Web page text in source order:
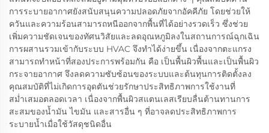
การระบายอากาศยังสนับสนุนความปลอดภัยจากอัคคีภัย โดยช่วยให้
ควันและความร้อนสามารถหนีออกจากพื้นที่ได้อย่างรวดเร็ว ซึ่งช่วย
เพิ่มความชัดเจนของทัศนวิสัยและลดอุณหภูมิลงในสถานการณ์ฉุกเฉิน
การผสานรวมเข้ากับระบบ HVAC จึงทำได้ง่ายขึ้น เนื่องจากตะแกรง
สามารถทำหน้าที่สองประการพร้อมกัน คือ เป็นพื้นผิวพื้นและเป็นพื้นผิว
กระจายอากาศ จึงลดความซับซ้อนของระบบและต้นทุนการติดตั้งลง
คุณสมบัติที่ไม่เกิดการอุดตันช่วยรักษาประสิทธิภาพการใช้งานที่
สม่ำเสมอตลอดเวลา เนื่องจากพื้นผิวสแตนเลสเรียบลื่นต้านทานการ
สะสมของน้ำมัน ไขมัน และสารอื่น ๆ ที่อาจลดประสิทธิภาพการ
ระบายน้ำเมื่อใช้วัสดุชนิดอื่น